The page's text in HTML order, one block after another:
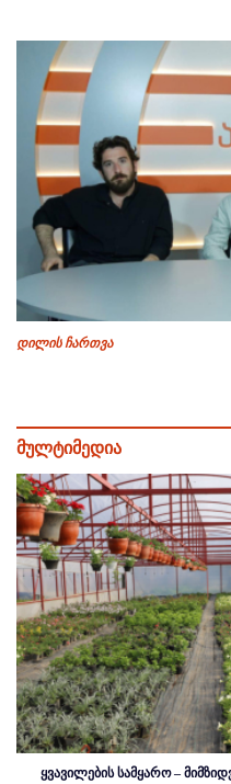
დილის ჩართვა
მულტიმედია
ყვავილების სამყარო –